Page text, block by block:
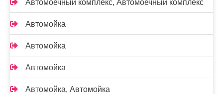
Автомоечный комплекс, Автомоечный комплекс
Автомойка
Автомойка
Автомойка
Автомойка, Автомойка